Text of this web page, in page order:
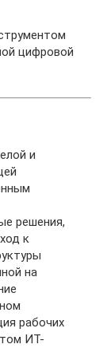
цифровой
и
решения,
к
на
рабочих
ИТ-